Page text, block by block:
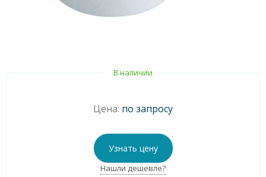
В наличии
Цена: по запросу
Узнать цену
Нашли дешевле?